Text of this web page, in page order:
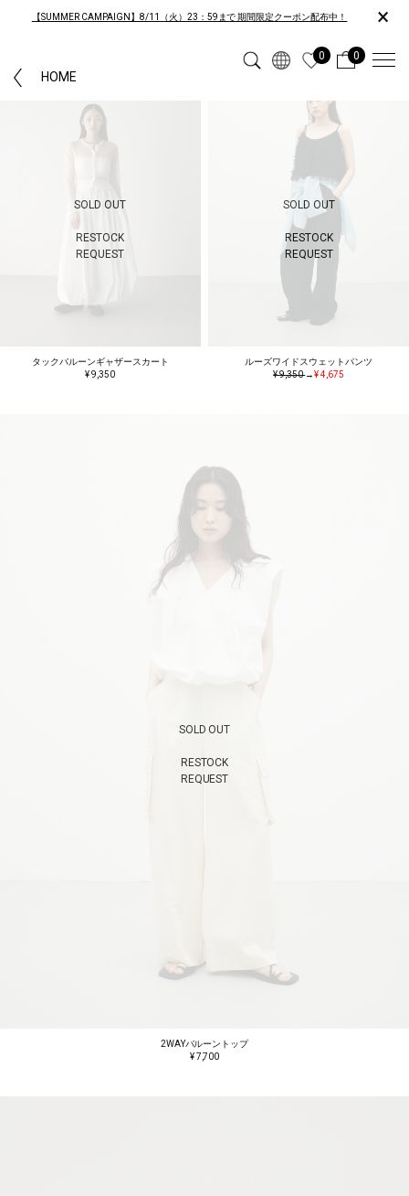
【SUMMER CAMPAIGN】8/11（火）23：59まで 期間限定クーポン配布中！ ×
HOME
0 0
SOLD OUT
RESTOCK
REQUEST
タックバルーンギャザースカート
¥ 9,350
SOLD OUT
RESTOCK
REQUEST
ルーズワイドスウェットパンツ
¥ 9,350→¥ 4,675
SOLD OUT
RESTOCK
REQUEST
2WAYバルーントップ
¥ 7,700